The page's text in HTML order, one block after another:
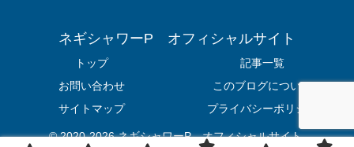
ネギシャワーP オフィシャルサイト
トップ
記事一覧
お問い合わせ
このブログについて
サイトマップ
プライバシーポリシー
© 2020-2026 ネギシャワーP オフィシャルサイト.